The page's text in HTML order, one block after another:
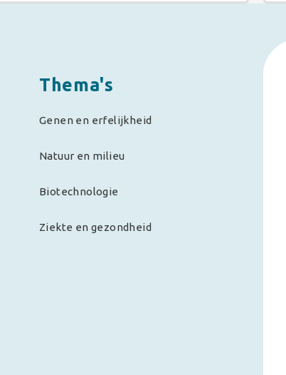
Thema's
Genen en erfelijkheid
Natuur en milieu
Biotechnologie
Ziekte en gezondheid